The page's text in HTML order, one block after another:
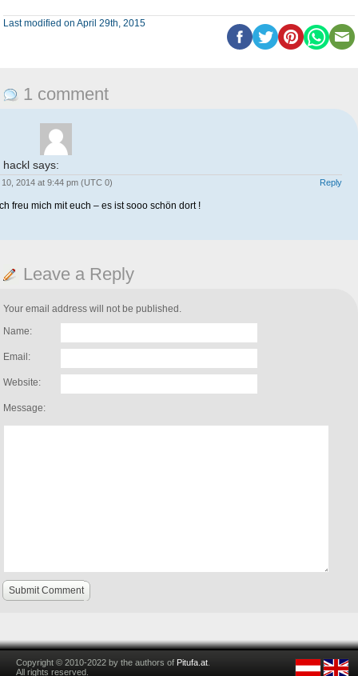
Last modified on April 29th, 2015
1 comment
hackl says:
2014 at 9:44 pm (UTC 0) Reply
freu mich mit euch – es ist sooo schön dort !
Leave a Reply
Your email address will not be published.
Name:
Email:
Website:
Message:
Submit Comment
Copyright © 2010-2022 by the authors of Pitufa.at
All rights reserved.